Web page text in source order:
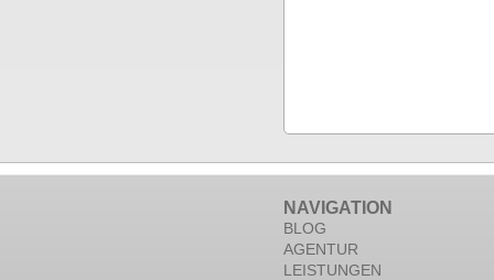
NAVIGATION
BLOG
AGENTUR
LEISTUNGEN